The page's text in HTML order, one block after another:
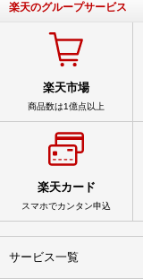
楽天のグループサービス
楽天市場
商品数は1億点以上
楽天カード
スマホでカンタン申込
サービス一覧